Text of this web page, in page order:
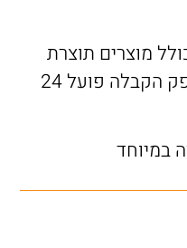
מוצרים תוצרת
בית או מוצרים מקומיים, דלפק הקבלה פועל 24
במיוחד